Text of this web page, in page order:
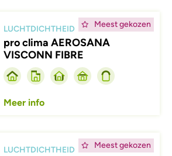
Meest gekozen
LUCHTDICHTHEID
pro clima AEROSANA
VISCONN FIBRE
Meer info
Meest gekozen
LUCHTDICHTHEID